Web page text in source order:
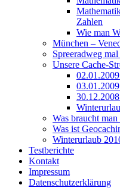
Zahlen
Wie man
München –
Spreeradweg
Unsere Cache-
Was braucht
Was ist
Winterurlaub
Testberichte
Kontakt
Impressum
Datenschutzerklärung